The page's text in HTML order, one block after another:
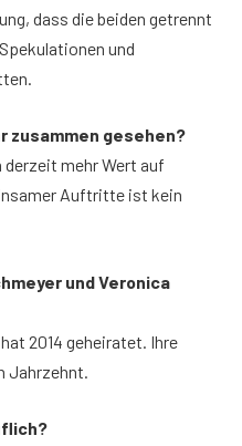
dass die beiden getrennt
und
zusammen gesehen?
derzeit mehr Wert auf
Auftritte ist kein
und Veronica
2014 geheiratet. Ihre
Jahrzehnt.